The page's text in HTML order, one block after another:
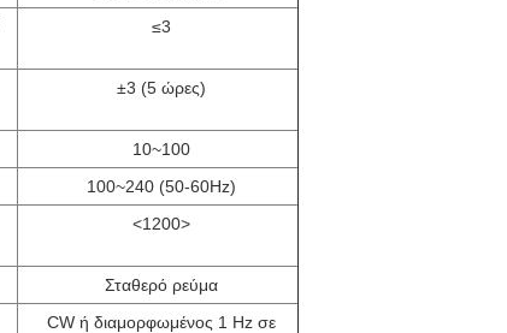
≤3
±3 (5 ώρες)
10~100
100~240 (50-60Hz)
<1200>
Σταθερό ρεύμα
CW ή διαμορφωμένος 1 Hz σε